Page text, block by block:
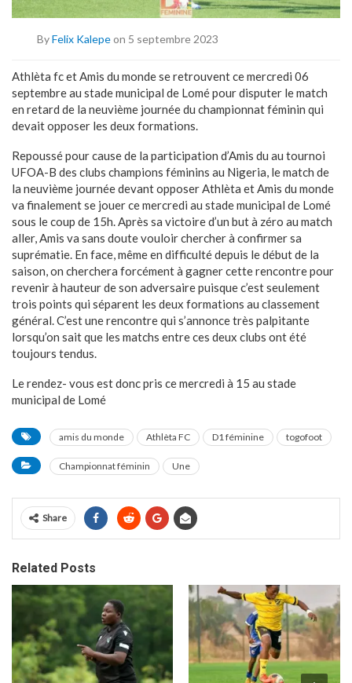
ByFelix Kalepeon 5 septembre 2023
Athlèta fc et Amis du monde se retrouvent ce mercredi 06
septembre au stade municipal de Lomé pour disputer le match
en retard de la neuvième journée du championnat féminin qui
devait opposer les deux formations.
Repoussé pour cause de la participation d’Amis du au tournoi
UFOA-B des clubs champions féminins au Nigeria, le match de
la neuvième journée devant opposer Athlèta et Amis du monde
va finalement se jouer ce mercredi au stade municipal de Lomé
sous le coup de 15h. Après sa victoire d’un but à zéro au match
aller, Amis va sans doute vouloir chercher à confirmer sa
suprématie. En face, même en difficulté depuis le début de la
saison, on cherchera forcément à gagner cette rencontre pour
revenir à hauteur de son adversaire puisque c’est seulement
trois points qui séparent les deux formations au classement
général. C’est une rencontre qui s’annonce très palpitante
lorsqu’on sait que les matchs entre ces deux clubs ont été
toujours tendus.
Le rendez- vous est donc pris ce mercredi à 15 au stade
municipal de Lomé
amis du monde Athlèta FC D1 féminine togofoot
Championnat féminin Une
Share
Related Posts